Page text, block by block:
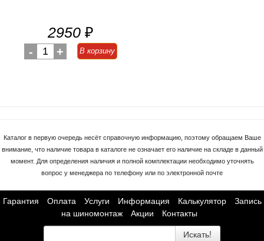
2950 ₽
- 1 + В корзину
Каталог в первую очередь несёт справочную информацию, поэтому обращаем Ваше
внимание, что наличие товара в каталоге не означает его наличие на складе в данный
момент. Для определения наличия и полной комплектации необходимо уточнять
вопрос у менеджера по телефону или по электронной почте
Гарантия Оплата Услуги Информация Калькулятор
Запись
на шиномонтаж
Акции Контакты
Искать!